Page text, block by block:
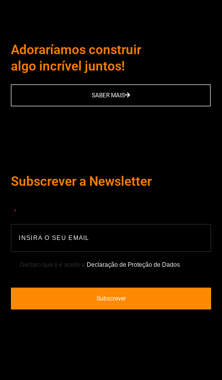
Adoraríamos construir
algo incrível juntos!
SABER MAIS
Subscrever a Newsletter
"*
Declaro que li e aceito a Declaração de Proteção de Dados